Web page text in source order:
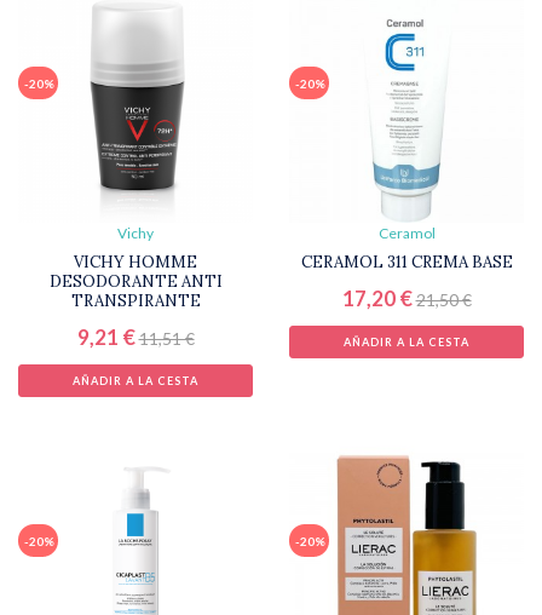
-20%
Vichy
VICHY HOMME
DESODORANTE ANTI
TRANSPIRANTE
9,21 €11,51 €
AÑADIR A LA CESTA
-20%
Ceramol
CERAMOL 311 CREMA BASE
17,20 €21,50 €
AÑADIR A LA CESTA
-20% -20%